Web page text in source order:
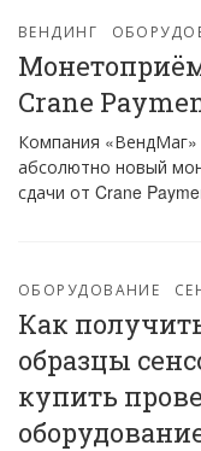
ВЕНДИНГ
Crane
Компания
абсолютно новый
сдачи от Crane
ОБОРУДОВАНИЕ
Как
образцы
купить